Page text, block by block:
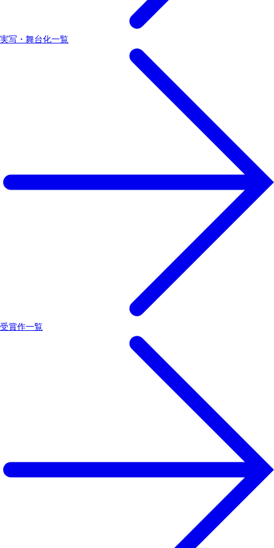
実写・舞台化一覧
受賞作一覧